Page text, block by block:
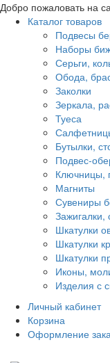
Добро пожаловать на
Каталог товаров
Подвесы
Наборы
Серьги,
Обода,
Заколки
Зеркала,
Туеса
Бутылки,
Подвес-
Ключницы,
Магниты
Сувениры
Зажигалки,
Шкатулки
Шкатулки
Шкатулки
Иконы,
Изделия с
Личный кабинет
Корзина
Оформление